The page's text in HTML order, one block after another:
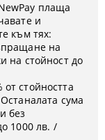
плаща
и
към тях:
на
на стойност до
стойността
сума
без
1000 лв. /